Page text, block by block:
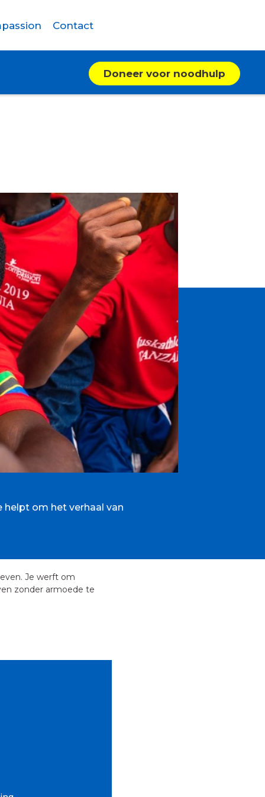
Contact
Doneer voor noodhulp
om het verhaal van
Je werft om
zonder armoede te